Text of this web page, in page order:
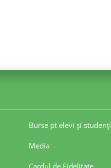
Burse pt elevi şi studenţi
Media
Cardul de Fidelitate